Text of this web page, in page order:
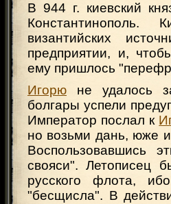
В 944 г. киевский
византийских
предприятии, и,
ему пришлось
Игорю не удалось
болгары успели
Император послал к
но возьми дань, юже
Воспользовавшись
свояси". Летописец
русского флота,
"бесщисла". В